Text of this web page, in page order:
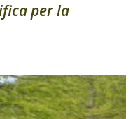
per la